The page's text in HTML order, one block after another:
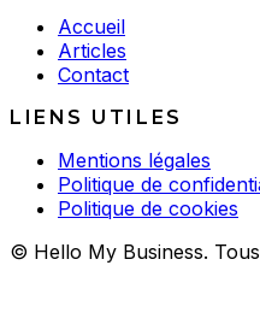
Accueil
Articles
Contact
LIENS UTILES
Mentions légales
Politique de
Politique de cookies
© Hello My Business.